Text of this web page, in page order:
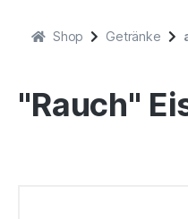
Shop Getränke
"Rauch"